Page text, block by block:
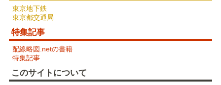
東京地下鉄
東京都交通局
特集記事
配線略図.netの書籍
特集記事
このサイトについて